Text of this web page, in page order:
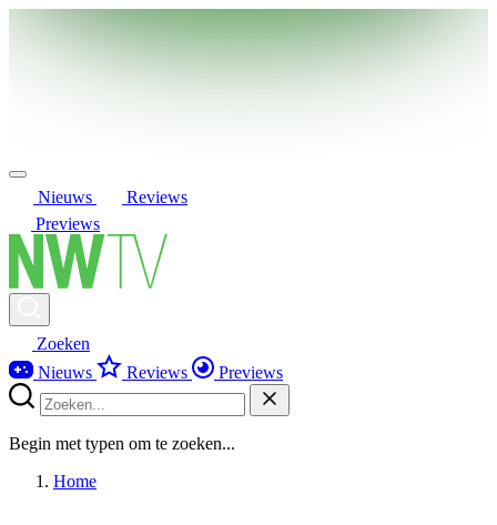
Nieuws
Reviews
Previews
Zoeken
Nieuws
Reviews Previews
Begin met typen om te zoeken...
Home